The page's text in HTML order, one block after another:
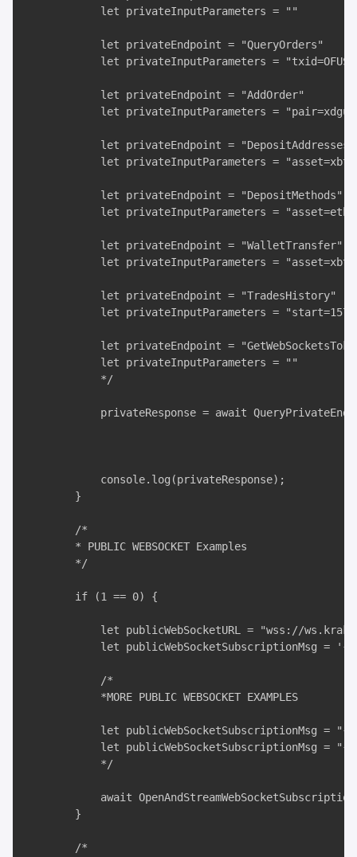
            let privateInputParameters = ""
            let privateEndpoint = "QueryOrders"
let privateInputParameters =
            let privateEndpoint = "AddOrder"
let privateInputParameters =
            let privateEndpoint = "DepositAddresses"
let privateInputParameters =
            let privateEndpoint = "DepositMethods"
let privateInputParameters =
            let privateEndpoint = "WalletTransfer"
let privateInputParameters =
            let privateEndpoint = "TradesHistory"
let privateInputParameters =
let privateEndpoint =
            let privateInputParameters = ""
            */
privateResponse = await
            console.log(privateResponse);
        }
        /*
        * PUBLIC WEBSOCKET Examples
        */
        if (1 == 0) {
let publicWebSocketURL = "wss://
let publicWebSocketSubscriptionMsg =
            /*
            *MORE PUBLIC WEBSOCKET EXAMPLES
let publicWebSocketSubscriptionMsg =
let publicWebSocketSubscriptionMsg =
            */
await
        }
        /*